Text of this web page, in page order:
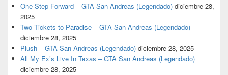
One Step Forward – GTA San Andreas (Legendado) diciembre 28,
2025
Two Tickets to Paradise – GTA San Andreas (Legendado)
diciembre 28, 2025
Plush – GTA San Andreas (Legendado) diciembre 28, 2025
All My Ex’s Live In Texas – GTA San Andreas (Legendado)
diciembre 28, 2025